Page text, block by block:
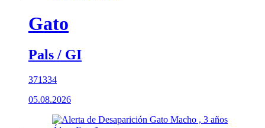
Gato
Pals / GI
371334
05.08.2026